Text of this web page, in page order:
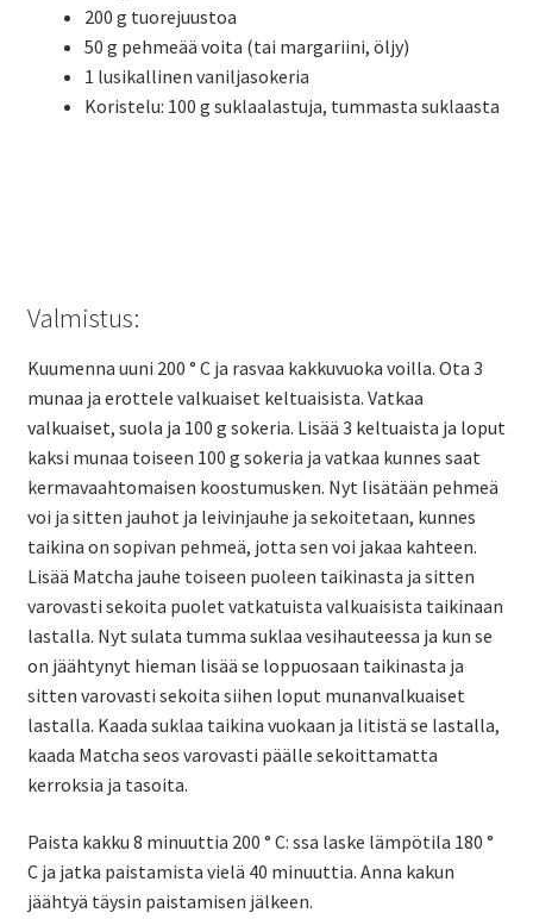
200 g tuorejuustoa
50 g pehmeää voita (tai margariini, öljy)
1 lusikallinen vaniljasokeria
Koristelu: 100 g suklaalastuja, tummasta suklaasta
Valmistus:
Kuumenna uuni 200 ° C ja rasvaa kakkuvuoka voilla. Ota 3
munaa ja erottele valkuaiset keltuaisista. Vatkaa
valkuaiset, suola ja 100 g sokeria. Lisää 3 keltuaista ja loput
kaksi munaa toiseen 100 g sokeria ja vatkaa kunnes saat
kermavaahtomaisen koostumusken. Nyt lisätään pehmeä
voi ja sitten jauhot ja leivinjauhe ja sekoitetaan, kunnes
taikina on sopivan pehmeä, jotta sen voi jakaa kahteen.
Lisää Matcha jauhe toiseen puoleen taikinasta ja sitten
varovasti sekoita puolet vatkatuista valkuaisista taikinaan
lastalla. Nyt sulata tumma suklaa vesihauteessa ja kun se
on jäähtynyt hieman lisää se loppuosaan taikinasta ja
sitten varovasti sekoita siihen loput munanvalkuaiset
lastalla. Kaada suklaa taikina vuokaan ja litistä se lastalla,
kaada Matcha seos varovasti päälle sekoittamatta
kerroksia ja tasoita.
Paista kakku 8 minuuttia 200 ° C: ssa laske lämpötila 180 °
C ja jatka paistamista vielä 40 minuuttia. Anna kakun
jäähtyä täysin paistamisen jälkeen.